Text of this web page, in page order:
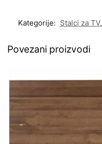
Kategorije: Stalci za TV,
Povezani proizvodi